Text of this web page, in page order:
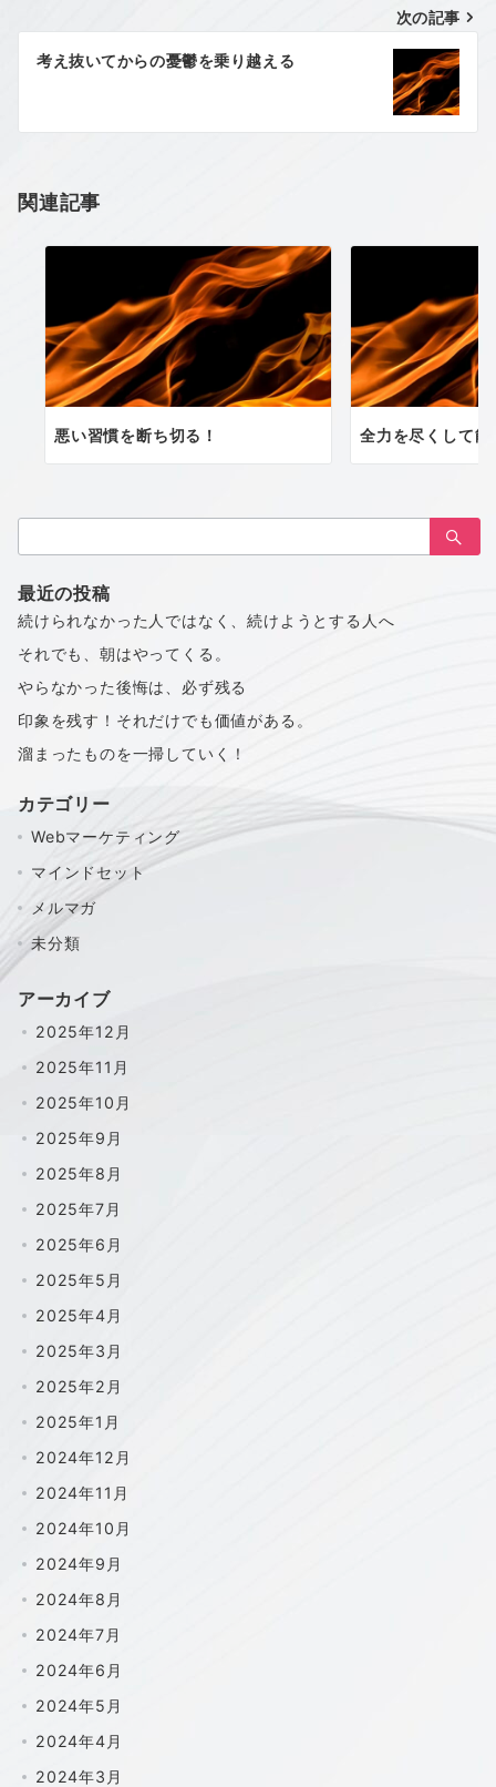
ゲ
シ
ン
次の記事
考え抜いてからの憂鬱を乗り越える
関連記事
悪い習慣を断ち切る！ 全力を尽くして
索：
最近の投稿
続けられなかった人ではなく、続けようとする人へ
それでも、朝はやってくる。
やらなかった後悔は、必ず残る
印象を残す！それだけでも価値がある。
溜まったものを一掃していく！
カテゴリー
Webマーケティング
マインドセット
メルマガ
未分類
アーカイブ
2025年12月
2025年11月
2025年10月
2025年9月
2025年8月
2025年7月
2025年6月
2025年5月
2025年4月
2025年3月
2025年2月
2025年1月
2024年12月
2024年11月
2024年10月
2024年9月
2024年8月
2024年7月
2024年6月
2024年5月
2024年4月
2024年3月